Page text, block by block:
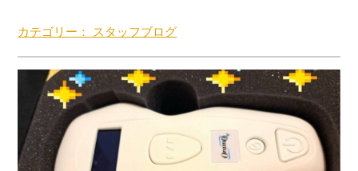
カテゴリー： スタッフブログ